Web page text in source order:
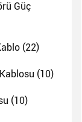
Güç
(22)
(10)
(10)